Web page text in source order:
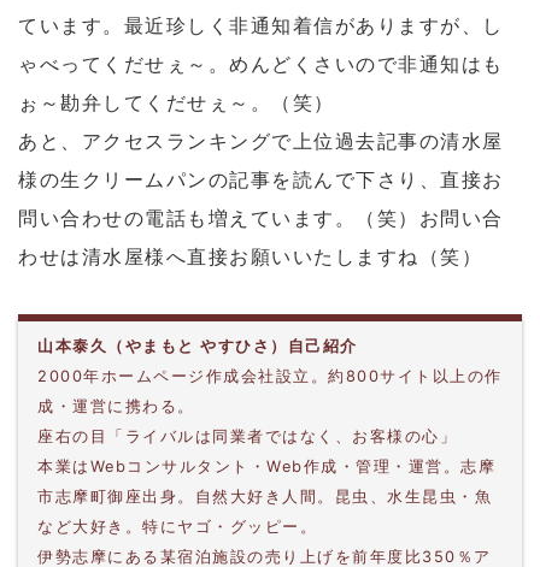
ています。最近珍しく非通知着信がありますが、し
ゃべってくだせぇ～。めんどくさいので非通知はも
ぉ～勘弁してくだせぇ～。（笑）
あと、アクセスランキングで上位過去記事の清水屋
様の生クリームパンの記事を読んで下さり、直接お
問い合わせの電話も増えています。（笑）お問い合
わせは清水屋様へ直接お願いいたしますね（笑）
山本泰久（やまもと やすひさ）自己紹介
2000年ホームページ作成会社設立。約800サイト以上の作
成・運営に携わる。
座右の目「ライバルは同業者ではなく、お客様の心」
本業はWebコンサルタント・Web作成・管理・運営。志摩
市志摩町御座出身。自然大好き人間。昆虫、水生昆虫・魚
など大好き。特にヤゴ・グッピー。
伊勢志摩にある某宿泊施設の売り上げを前年度比350％ア